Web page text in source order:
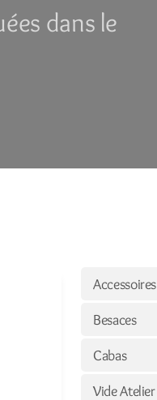
dans le
Accessoires
Besaces
Cabas
Vide Atelier